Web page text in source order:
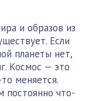
и образов из
Если
планеты нет,
Космос — это
меняется.
постоянно что-